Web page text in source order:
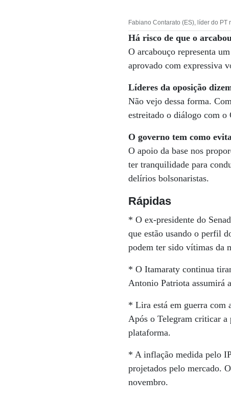
Fabiano Contarato (ES), líder do
Há risco de que o
O arcabouço representa
aprovado com expressiva
Líderes da oposição
Não vejo dessa forma.
estreitado o diálogo com o
O governo tem como
O apoio da base nos
ter tranquilidade para
delírios bolsonaristas.
Rápidas
* O ex-presidente do
que estão usando o perfil
podem ter sido vítimas da
* O Itamaraty continua
Antonio Patriota assumirá
* Lira está em guerra com
Após o Telegram criticar a
plataforma.
* A inflação medida pelo
projetados pelo mercado.
novembro.